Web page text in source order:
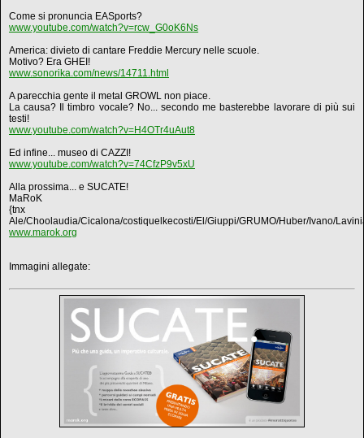
Come si pronuncia EASports?
www.youtube.com/watch?v=rcw_G0oK6Ns
America: divieto di cantare Freddie Mercury nelle scuole.
Motivo? Era GHEI!
www.sonorika.com/news/14711.html
A parecchia gente il metal GROWL non piace.
La causa? Il timbro vocale? No... secondo me basterebbe lavorare di più sui
testi!
www.youtube.com/watch?v=H4OTr4uAut8
Ed infine... museo di CAZZI!
www.youtube.com/watch?v=74CfzP9v5xU
Alla prossima... e SUCATE!
MaRoK
{tnx
Ale/Choolaudia/Cicalona/costiquelkecosti/El/Giuppi/GRUMO/Huber/Ivano/
www.marok.org
Immagini allegate: